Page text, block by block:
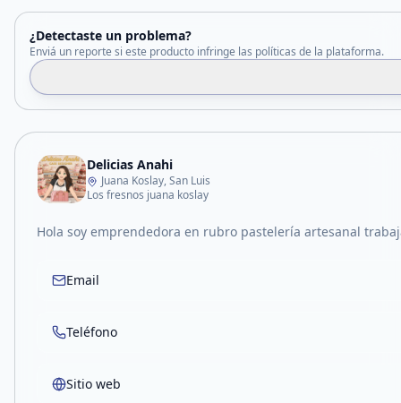
¿Detectaste un problema?
Enviá un reporte si este producto infringe las políticas de la plataforma.
Delicias Anahi
Juana Koslay, San Luis
Los fresnos juana koslay
Hola soy emprendedora en rubro pastelería artesanal
Email
Teléfono
Sitio web